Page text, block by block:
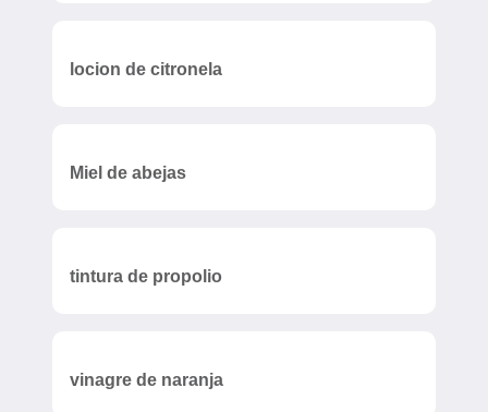
locion de citronela
Miel de abejas
tintura de propolio
vinagre de naranja